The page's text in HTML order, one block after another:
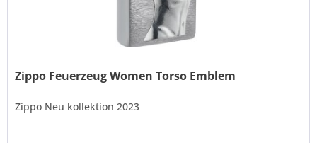
Zippo Feuerzeug Women Torso Emblem
Zippo Neu kollektion 2023